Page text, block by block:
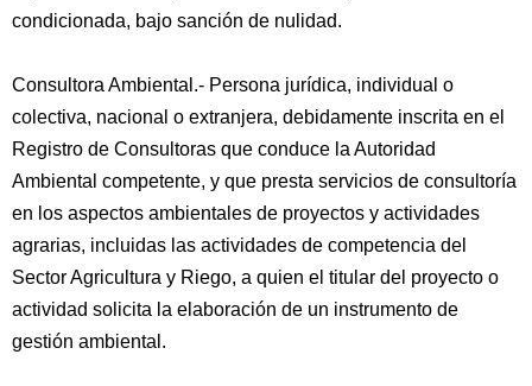
condicionada, bajo sanción de nulidad.
Consultora Ambiental.- Persona jurídica, individual o
colectiva, nacional o extranjera, debidamente inscrita en el
Registro de Consultoras que conduce la Autoridad
Ambiental competente, y que presta servicios de consultoría
en los aspectos ambientales de proyectos y actividades
agrarias, incluidas las actividades de competencia del
Sector Agricultura y Riego, a quien el titular del proyecto o
actividad solicita la elaboración de un instrumento de
gestión ambiental.